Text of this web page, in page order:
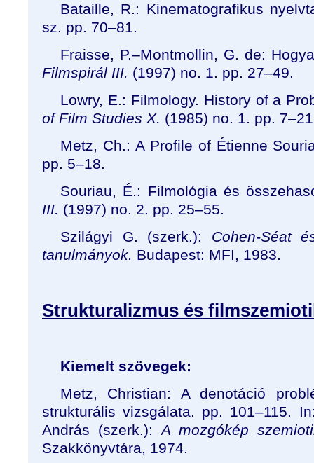
Bataille, R.: Kinematografikus
sz. pp. 70–81.
Fraisse, P.–Montmollin, G. de:
Filmspirál III. (1997) no. 1. pp. 27–49.
Lowry, E.: Filmology. History of a
of Film Studies X. (1985) no. 1. pp.
Metz, Ch.: A Profile of Étienne
pp. 5–18.
Souriau, É.: Filmológia és
III. (1997) no. 2. pp. 25–55.
Szilágyi G. (szerk.): Cohen-Séat
tanulmányok. Budapest: MFI, 1983.
Strukturalizmus és
Kiemelt szövegek:
Metz, Christian: A denotáció
strukturális vizsgálata. pp. 101–115.
András (szerk.): A mozgókép
Szakkönyvtára, 1974.